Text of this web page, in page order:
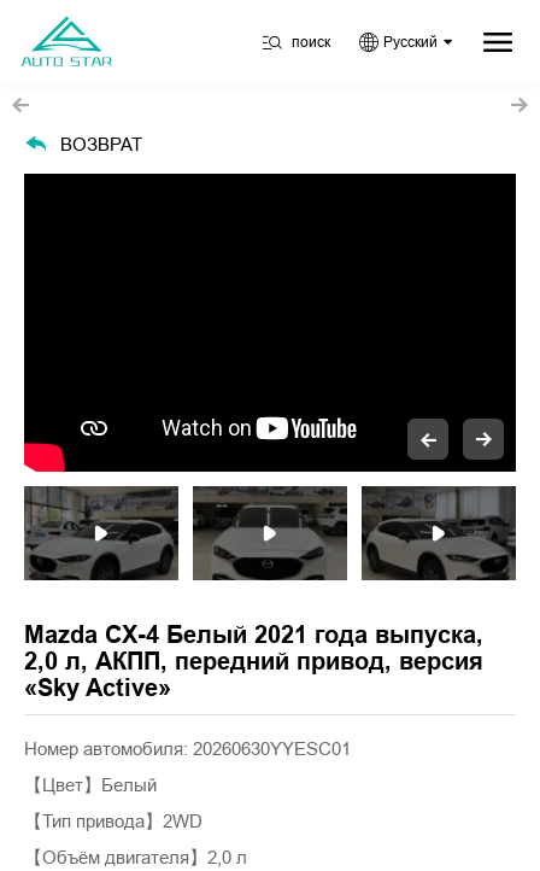
поиск Русский
ВОЗВРАТ
Mazda CX-4 Белый 2021 года выпуска,
2,0 л, АКПП, передний привод, версия
«Sky Active»
Номер автомобиля: 20260630YYESC01
【Цвет】Белый
【Тип привода】2WD
【Объём двигателя】2,0 л